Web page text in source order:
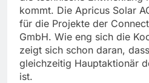
kommt. Die Apricus Solar
für die Projekte der
GmbH. Wie eng sich die
zeigt sich schon daran,
gleichzeitig Hauptaktionär
ist.